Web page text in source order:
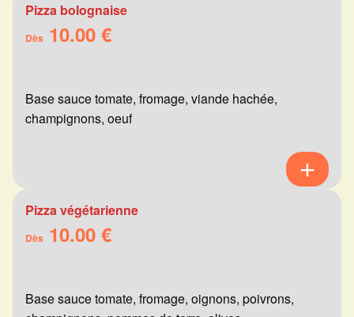
Pizza bolognaise
Dès 10.00 €
Base sauce tomate, fromage, viande hachée,
champignons, oeuf
Pizza végétarienne
Dès 10.00 €
Base sauce tomate, fromage, oignons, poivrons,